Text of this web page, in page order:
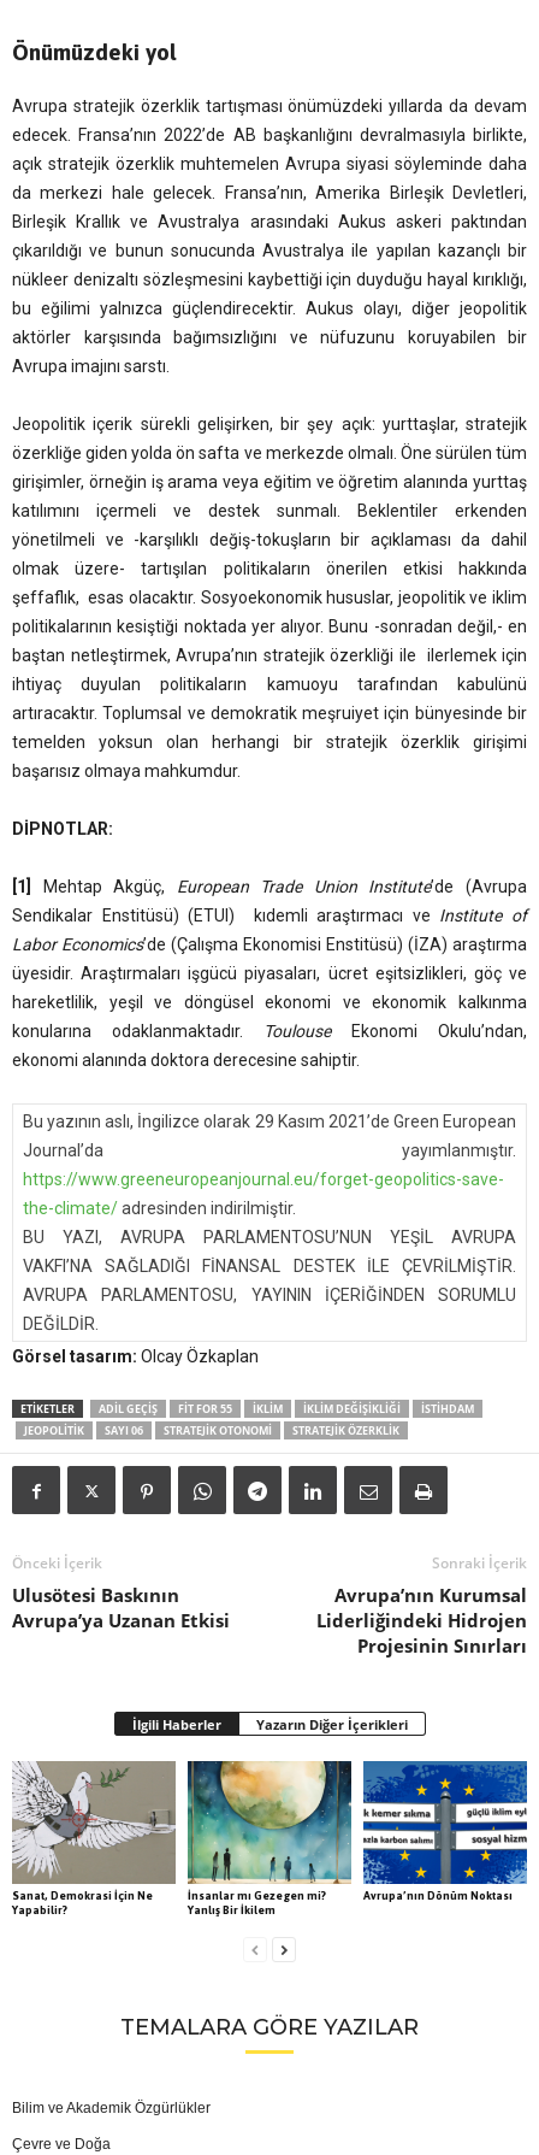
Önümüzdeki yol
Avrupa stratejik özerklik tartışması önümüzdeki yıllarda da devam
edecek. Fransa’nın 2022’de AB başkanlığını devralmasıyla birlikte,
açık stratejik özerklik muhtemelen Avrupa siyasi söyleminde daha
da merkezi hale gelecek. Fransa’nın, Amerika Birleşik Devletleri,
Birleşik Krallık ve Avustralya arasındaki Aukus askeri paktından
çıkarıldığı ve bunun sonucunda Avustralya ile yapılan kazançlı bir
nükleer denizaltı sözleşmesini kaybettiği için duyduğu hayal kırıklığı,
bu eğilimi yalnızca güçlendirecektir. Aukus olayı, diğer jeopolitik
aktörler karşısında bağımsızlığını ve nüfuzunu koruyabilen bir
Avrupa imajını sarstı.
Jeopolitik içerik sürekli gelişirken, bir şey açık: yurttaşlar, stratejik
özerkliğe giden yolda ön safta ve merkezde olmalı. Öne sürülen tüm
girişimler, örneğin iş arama veya eğitim ve öğretim alanında yurttaş
katılımını içermeli ve destek sunmalı. Beklentiler erkenden
yönetilmeli ve -karşılıklı değiş-tokuşların bir açıklaması da dahil
olmak üzere- tartışılan politikaların önerilen etkisi hakkında
şeffaflık, esas olacaktır. Sosyoekonomik hususlar, jeopolitik ve iklim
politikalarının kesiştiği noktada yer alıyor. Bunu -sonradan değil,- en
baştan netleştirmek, Avrupa’nın stratejik özerkliği ile ilerlemek için
ihtiyaç duyulan politikaların kamuoyu tarafından kabulünü
artıracaktır. Toplumsal ve demokratik meşruiyet için bünyesinde bir
temelden yoksun olan herhangi bir stratejik özerklik girişimi
başarısız olmaya mahkumdur.
DİPNOTLAR:
[1] Mehtap Akgüç, European Trade Union Institute’de (Avrupa
Sendikalar Enstitüsü) (ETUI) kıdemli araştırmacı ve Institute of
Labor Economics’de (Çalışma Ekonomisi Enstitüsü) (İZA) araştırma
üyesidir. Araştırmaları işgücü piyasaları, ücret eşitsizlikleri, göç ve
hareketlilik, yeşil ve döngüsel ekonomi ve ekonomik kalkınma
konularına odaklanmaktadır.
ToulouseEkonomi Okulu’ndan,
ekonomi alanında doktora derecesine sahiptir.
Bu yazının aslı, İngilizce olarak 29 Kasım 2021’de Green European
Journal’da yayımlanmıştır.
https://www.greeneuropeanjournal.eu/forget-geopolitics-save-
the-climate/adresinden indirilmiştir.
BU YAZI, AVRUPA PARLAMENTOSU’NUN YEŞİL AVRUPA
VAKFI’NA SAĞLADIĞI FİNANSAL DESTEK İLE ÇEVRİLMİŞTİR.
AVRUPA PARLAMENTOSU, YAYININ İÇERİĞİNDEN SORUMLU
DEĞİLDİR.
Görsel tasarım: Olcay Özkaplan
ETIKETLER ADIL GEÇIŞ FIT FOR 55 IKLIM IKLIM DEĞIŞIKLIĞI
ISTIHDAM
JEOPOLITIK
SAYI 06 STRATEJIK OTONOMI STRATEJIK ÖZERKLIK
Önceki İçerik
Ulusötesi Baskının
Avrupa’ya Uzanan Etkisi
Sonraki İçerik
Avrupa’nın Kurumsal
Liderliğindeki Hidrojen
Projesinin Sınırları
İlgili Haberler Yazarın Diğer İçerikleri
Sanat, Demokrasi İçin Ne
Yapabilir?
İnsanlar mı Gezegen mi?
Yanlış Bir İkilem
Avrupa’nın Dönüm Noktası
TEMALARA GÖRE YAZILAR
Bilim ve Akademik Özgürlükler
Çevre ve Doğa